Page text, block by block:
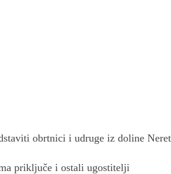
obrtnici i udruge iz doline
priključe i ostali ugostitelji